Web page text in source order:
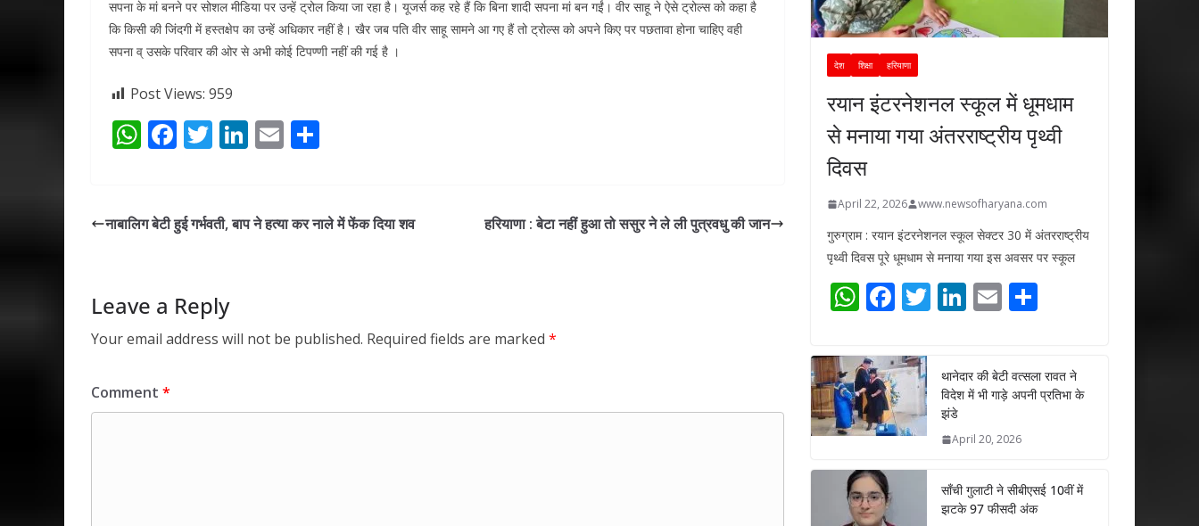
सपना के मां बनने पर सोशल मीडिया पर उन्हें ट्रोल किया जा रहा है। यूजर्स कह रहे हैं कि बिना शादी सपना मां बन गईं। वीर साहू ने ऐसे ट्रोल्स को कहा है
कि किसी की जिंदगी में हस्तक्षेप का उन्हें अधिकार नहीं है। खैर जब पति वीर साहू सामने आ गए हैं तो ट्रोल्स को अपने किए पर पछतावा होना चाहिए वही
सपना व् उसके परिवार की ओर से अभी कोई टिपण्णी नहीं की गई है ।
Post Views: 959
W
s
p
F
b
k
T
er
Li
e
E
l e
नाबालिग बेटी हुई गर्भवती, बाप ने हत्या कर नाले में फेंक दिया शव हरियाणा : बेटा नहीं हुआ तो ससुर ने ले ली पुत्रवधु की जान
Leave a Reply
Your email address will not be published. Required fields are marked *
Comment *
देश शिक्षा हरियाणा
रयान इंटरनेशनल स्कूल में धूमधाम
से मनाया गया अंतरराष्ट्रीय पृथ्वी
दिवस
April 22, 2026 www.newsofharyana.com
गुरुग्राम : रयान इंटरनेशनल स्कूल सेक्टर 30 में अंतरराष्ट्रीय
पृथ्वी दिवस पूरे धूमधाम से मनाया गया इस अवसर पर स्कूल
W
at
s
A
p
p
F
e
b
o
o
k
T
er
Li
e
dI
n
E
l e
थानेदार की बेटी वत्सला रावत ने
विदेश में भी गाड़े अपनी प्रतिभा के
झंडे
April 20, 2026
साँची गुलाटी ने सीबीएसई 10वीं में
झटके 97 फीसदी अंक